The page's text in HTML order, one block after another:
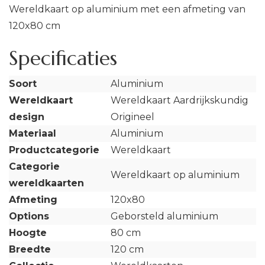
Wereldkaart op aluminium met een afmeting van
120x80 cm
Specificaties
Soort
Aluminium
Wereldkaart
design
Wereldkaart Aardrijkskundig
Origineel
Materiaal
Aluminium
Productcategorie
Wereldkaart
Categorie
wereldkaarten
Wereldkaart op aluminium
Afmeting
120x80
Options
Geborsteld aluminium
Hoogte
80 cm
Breedte
120 cm